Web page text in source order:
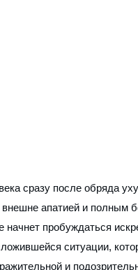
сразу после обряда
апатией и полным
пробуждаться
ситуации,
и